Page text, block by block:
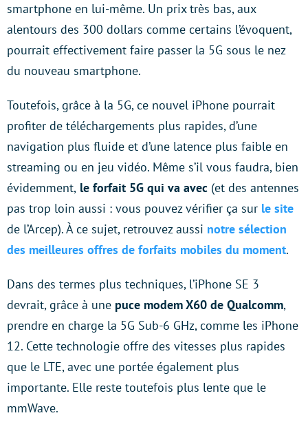
smartphone en lui-même. Un prix très bas, aux
alentours des 300 dollars comme certains l’évoquent,
pourrait effectivement faire passer la 5G sous le nez
du nouveau smartphone.
Toutefois, grâce à la 5G, ce nouvel iPhone pourrait
profiter de téléchargements plus rapides, d’une
navigation plus fluide et d’une latence plus faible en
streaming ou en jeu vidéo. Même s’il vous faudra, bien
évidemment, le forfait 5G qui va avec (et des antennes
pas trop loin aussi : vous pouvez vérifier ça sur le site
de l’Arcep). À ce sujet, retrouvez aussi notre sélection
des meilleures offres de forfaits mobiles du moment.
Dans des termes plus techniques, l’iPhone SE 3
devrait, grâce à une puce modem X60 de Qualcomm,
prendre en charge la 5G Sub-6 GHz, comme les iPhone
12. Cette technologie offre des vitesses plus rapides
que le LTE, avec une portée également plus
importante. Elle reste toutefois plus lente que le
mmWave.